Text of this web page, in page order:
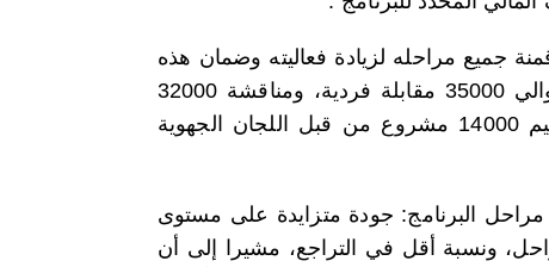
جميع مراحله لزيادة فعاليته وضمان هذه
النتائج الإيجابية، مشيرا إلى أنه تم خلال هذه النسخة إجراء حوالي 35000 مقابلة فردية، ومناقشة 32000
مشروع من قبل اللجان الجهوية للانتقاء، تم على إثر ذلك تقييم 14000 مشروع من قبل اللجان الجهوية
البرنامج: جودة متزايدة على مستوى
ونسبة أقل في التراجع، مشيرا إلى أن